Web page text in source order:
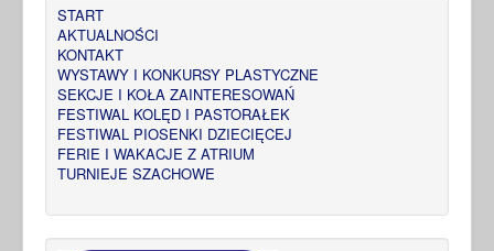
START
AKTUALNOŚCI
KONTAKT
WYSTAWY I KONKURSY PLASTYCZNE
SEKCJE I KOŁA ZAINTERESOWAŃ
FESTIWAL KOLĘD I PASTORAŁEK
FESTIWAL PIOSENKI DZIECIĘCEJ
FERIE I WAKACJE Z ATRIUM
TURNIEJE SZACHOWE